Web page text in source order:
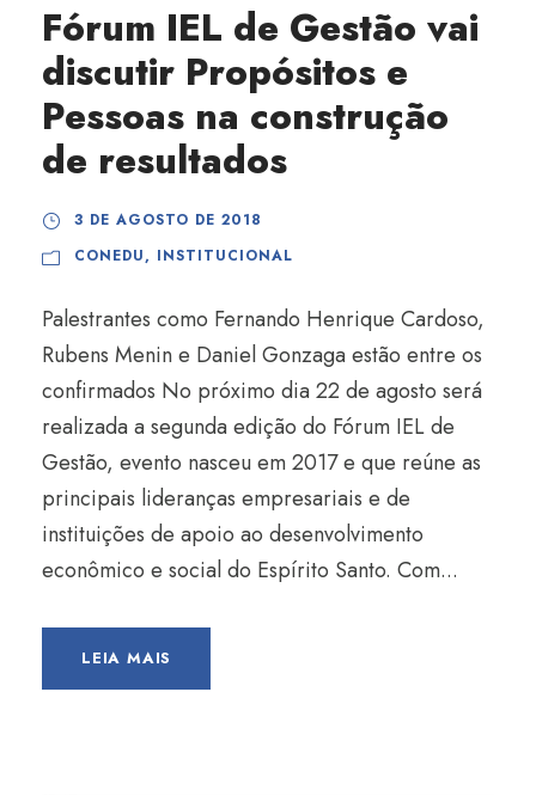
Fórum IEL de Gestão vai
discutir Propósitos e
Pessoas na construção
de resultados
3 DE AGOSTO DE 2018
CONEDU, INSTITUCIONAL
Palestrantes como Fernando Henrique Cardoso,
Rubens Menin e Daniel Gonzaga estão entre os
confirmados No próximo dia 22 de agosto será
realizada a segunda edição do Fórum IEL de
Gestão, evento nasceu em 2017 e que reúne as
principais lideranças empresariais e de
instituições de apoio ao desenvolvimento
econômico e social do Espírito Santo. Com...
LEIA MAIS